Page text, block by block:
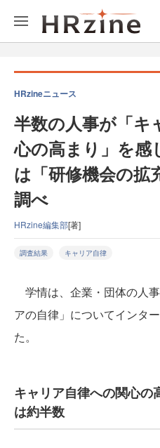
HRzineニュース
半数の人事が「キ
心の高まり」を
は「研修機会の
調べ
HRzine編集部[著]
調査結果 キャリア自律
学情は、企業・団体の人
アの自律」についてインタ
た。
キャリア自律への関心の
は約半数